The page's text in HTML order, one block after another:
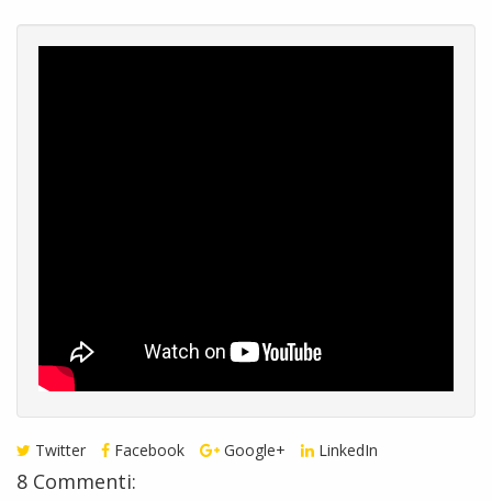
Twitter Facebook Google+ LinkedIn
8 Commenti: